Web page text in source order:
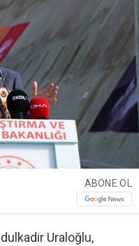
ABONE OL
Uraloğlu,